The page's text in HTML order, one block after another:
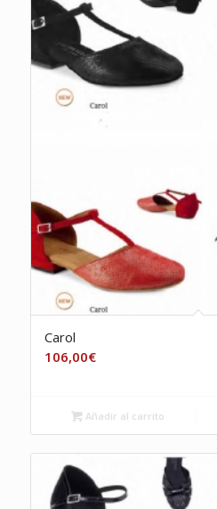
Carol
106,00€
Añadir al carrito